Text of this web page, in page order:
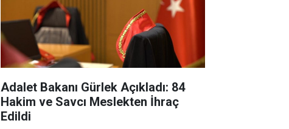
Adalet Bakanı Gürlek Açıkladı: 84
Hakim ve Savcı Meslekten İhraç
Edildi